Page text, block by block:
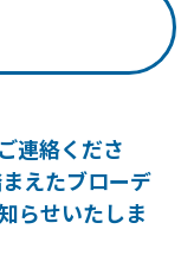
連絡くださ
えたブローデ
らせいたしま